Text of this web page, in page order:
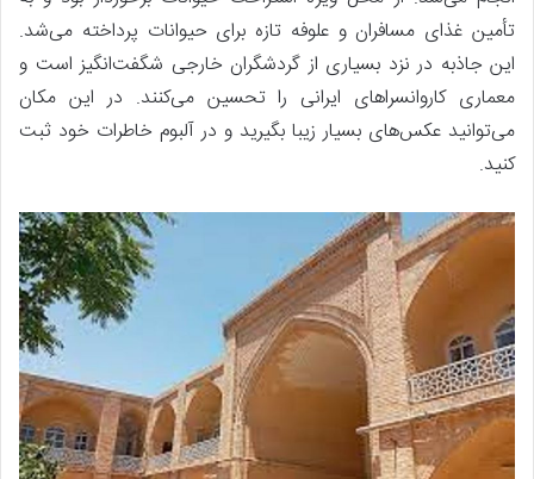
تأمین غذای مسافران و علوفه تازه برای حیوانات پرداخته می‌شد.
این جاذبه در نزد بسیاری از گردشگران خارجی شگفت‌انگیز است و
معماری کاروانسراهای ایرانی را تحسین می‌کنند. در این مکان
می‌توانید عکس‌های بسیار زیبا بگیرید و در آلبوم خاطرات خود ثبت
کنید.